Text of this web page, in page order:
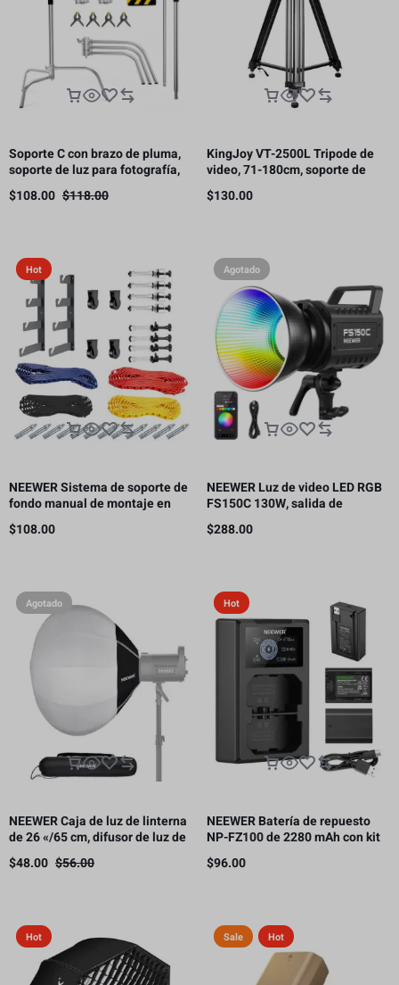
Soporte C con brazo de pluma,
soporte de luz para fotografía,
3.3 m, 10 kg de carga（Este
producto está sujeto a gastos
$118.00
$108.00
KingJoy VT-2500L Tripode de
video, 71-180cm, soporte de
carga 11kg.
$130.00
Hot
NEEWER Sistema de soporte de
fondo manual de montaje en
pared de 4 rodillos, capacidad
de carga por rodillo: 22 lb/10 kg
$108.00
Agotado
NEEWER Luz de video LED RGB
FS150C 130W, salida de
iluminación continua COB de
2500-7500K con CRI97/TLCI98
$288.00
Agotado
NEEWER Caja de luz de linterna
de 26 «/65 cm, difusor de luz de
liberación rápida 360° Bowens
Mount Softbox con aleación de
$56.00
$48.00
Hot
NEEWER Batería de repuesto
NP-FZ100 de 2280 mAh con kit
de cargador USB de doble canal
$96.00
Hot Sale Hot